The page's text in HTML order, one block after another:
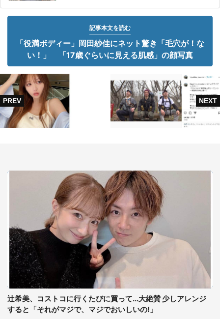
記事本文を読む
「役満ボディー」岡田紗佳にネット驚き「毛穴が！な
い！」 「17歳ぐらいに見える肌感」の顔写真
辻希美、コストコに行くたびに買って...大絶賛 少しアレンジ
すると「それがマジで、マジでおいしいの!」